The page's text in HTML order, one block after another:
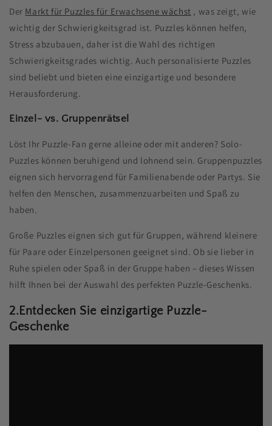
Der Markt für Puzzles für Erwachsene wächst , was zeigt, wie
wichtig der Schwierigkeitsgrad ist. Puzzles können helfen,
Stress abzubauen, daher ist die Wahl des richtigen
Schwierigkeitsgrades wichtig. Auch personalisierte Puzzles
sind beliebt und bieten eine einzigartige und besondere
Herausforderung.
Einzel- vs. Gruppenrätsel
Löst Ihr Puzzle-Fan gerne alleine oder mit anderen? Solo-
Puzzles können beruhigend und lohnend sein. Gruppenpuzzles
eignen sich hervorragend für Familienabende oder Partys. Sie
helfen den Menschen, zusammenzuarbeiten und Spaß zu
haben.
Große Puzzles eignen sich gut für Gruppen, während kleinere
für Paare oder Einzelpersonen geeignet sind. Ob sie lieber in
Ruhe spielen oder Spaß in der Gruppe haben – dieses Wissen
hilft Ihnen bei der Auswahl des perfekten Puzzle-Geschenks.
2.Entdecken Sie einzigartige Puzzle-
Geschenke